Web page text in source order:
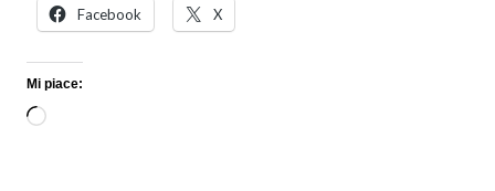
Facebook X
Mi piace:
Caricamento